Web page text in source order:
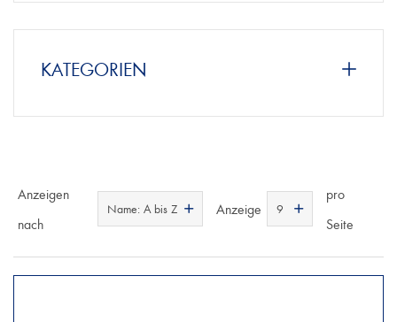
KATEGORIEN
Anzeigen
nach
Name: A bis Z Anzeige 9
pro
Seite